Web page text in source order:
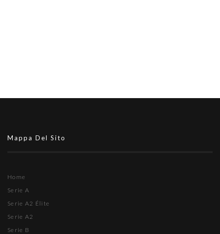
Mappa Del Sito
Home
Serie A
Serie A2 Élite
Serie A2
Serie B